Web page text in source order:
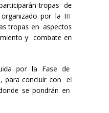
tropas de
por la III
tropas en aspectos
y combate en
por la Fase de
para concluir con el
se pondrán en